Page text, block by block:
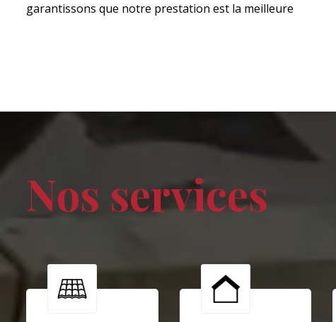
garantissons que notre prestation est la meilleure
Nos services